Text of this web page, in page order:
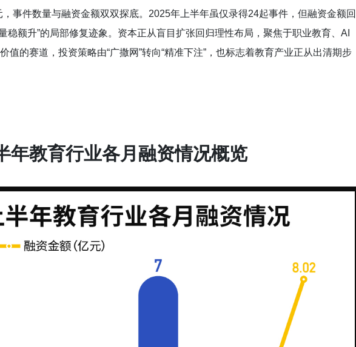
事件数量与融资金额双双探底。2025年上半年虽仅录得24起事件，但融资金额回
稳额升”的局部修复迹象。资本正从盲目扩张回归理性布局，聚焦于职业教育、AI
值的赛道，投资策略由“广撒网”转向“精准下注”，也标志着教育产业正从出清期步
年教育行业各月融资情况概览